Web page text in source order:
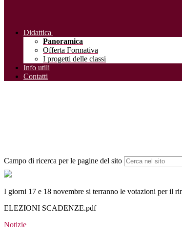
Didattica
Panoramica
Offerta Formativa
I progetti delle classi
Info utili
Contatti
Campo di ricerca per le pagine del sito
I giorni 17 e 18 novembre si terranno le votazioni per il
ELEZIONI SCADENZE.pdf
Notizie